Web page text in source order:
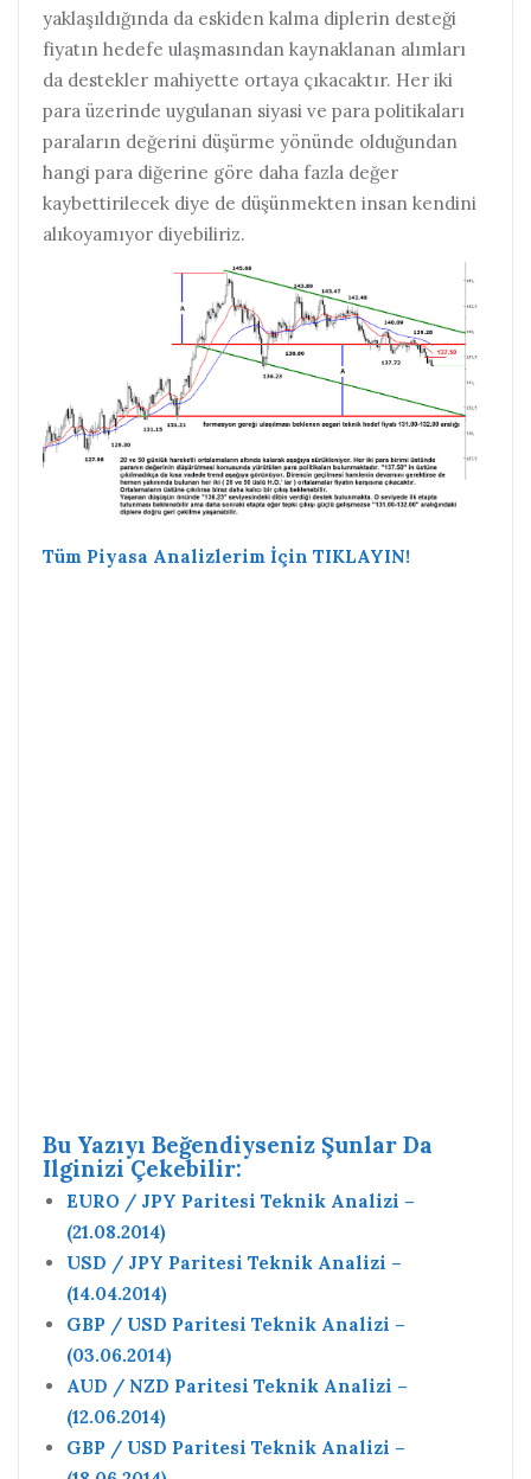
yaklaşıldığında da eskiden kalma diplerin desteği
fiyatın hedefe ulaşmasından kaynaklanan alımları
da destekler mahiyette ortaya çıkacaktır. Her iki
para üzerinde uygulanan siyasi ve para politikaları
paraların değerini düşürme yönünde olduğundan
hangi para diğerine göre daha fazla değer
kaybettirilecek diye de düşünmekten insan kendini
alıkoyamıyor diyebiliriz.
Tüm Piyasa Analizlerim İçin TIKLAYIN!
Bu Yazıyı Beğendiyseniz Şunlar Da
Ilginizi Çekebilir:
EURO / JPY Paritesi Teknik Analizi –
(21.08.2014)
USD / JPY Paritesi Teknik Analizi –
(14.04.2014)
GBP / USD Paritesi Teknik Analizi –
(03.06.2014)
AUD / NZD Paritesi Teknik Analizi –
(12.06.2014)
GBP / USD Paritesi Teknik Analizi –